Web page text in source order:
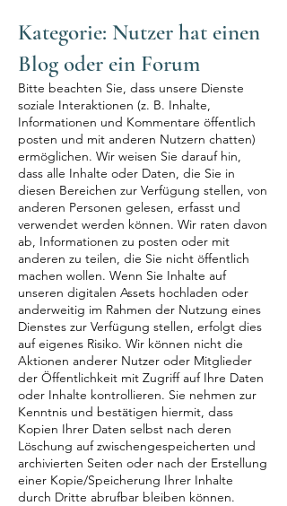
Kategorie: Nutzer hat einen
Blog oder ein Forum
Bitte beachten Sie, dass unsere Dienste
soziale Interaktionen (z. B. Inhalte,
Informationen und Kommentare öffentlich
posten und mit anderen Nutzern chatten)
ermöglichen. Wir weisen Sie darauf hin,
dass alle Inhalte oder Daten, die Sie in
diesen Bereichen zur Verfügung stellen, von
anderen Personen gelesen, erfasst und
verwendet werden können. Wir raten davon
ab, Informationen zu posten oder mit
anderen zu teilen, die Sie nicht öffentlich
machen wollen. Wenn Sie Inhalte auf
unseren digitalen Assets hochladen oder
anderweitig im Rahmen der Nutzung eines
Dienstes zur Verfügung stellen, erfolgt dies
auf eigenes Risiko. Wir können nicht die
Aktionen anderer Nutzer oder Mitglieder
der Öffentlichkeit mit Zugriff auf Ihre Daten
oder Inhalte kontrollieren. Sie nehmen zur
Kenntnis und bestätigen hiermit, dass
Kopien Ihrer Daten selbst nach deren
Löschung auf zwischengespeicherten und
archivierten Seiten oder nach der Erstellung
einer Kopie/Speicherung Ihrer Inhalte
durch Dritte abrufbar bleiben können.